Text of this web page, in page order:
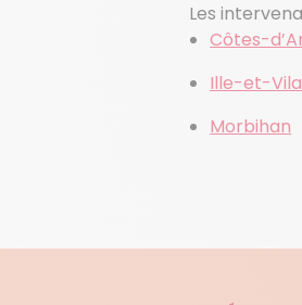
Les
Côtes-
Ille-et-
Morbihan